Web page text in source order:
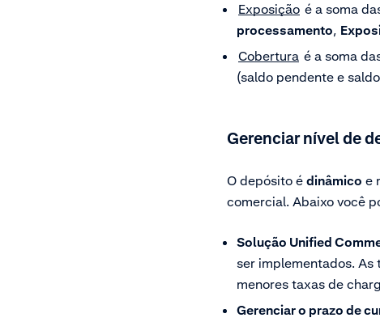
Exposição é a soma
processamento,
Cobertura é a soma
(saldo pendente e
Gerenciar nível de
O depósito é dinâmico e
comercial. Abaixo você
Solução Unified
ser implementados.
menores taxas de
Gerenciar o prazo de